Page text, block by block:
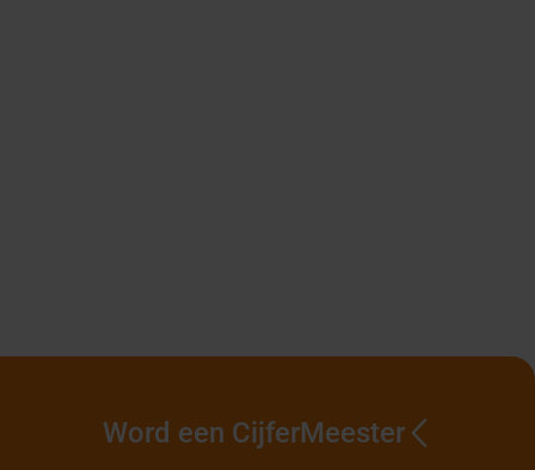
Word een CijferMeester